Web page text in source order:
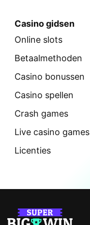
Casino gidsen
Online slots
Betaalmethoden
Casino bonussen
Casino spellen
Crash games
Live casino games
Licenties